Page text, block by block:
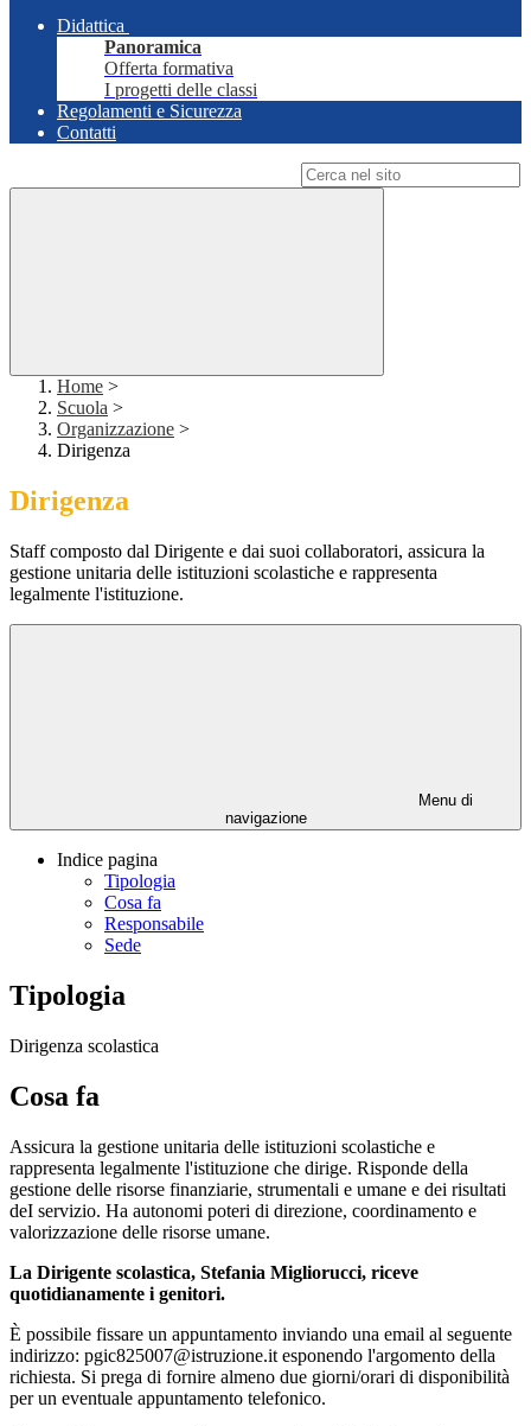
Didattica
Panoramica
Offerta formativa
I progetti delle classi
Regolamenti e Sicurezza
Contatti
Home >
Scuola >
Organizzazione >
Dirigenza
Dirigenza
Staff composto dal Dirigente e dai suoi collaboratori, assicura la
gestione unitaria delle istituzioni scolastiche e rappresenta
legalmente l'istituzione.
Menu di
navigazione
Indice pagina
Tipologia
Cosa fa
Responsabile
Sede
Tipologia
Dirigenza scolastica
Cosa fa
Assicura la gestione unitaria delle istituzioni scolastiche e
rappresenta legalmente l'istituzione che dirige. Risponde della
gestione delle risorse finanziarie, strumentali e umane e dei risultati
deI servizio. Ha autonomi poteri di direzione, coordinamento e
valorizzazione delle risorse umane.
La Dirigente scolastica, Stefania Migliorucci, riceve
quotidianamente i genitori.
È possibile fissare un appuntamento inviando una email al seguente
indirizzo: pgic825007@istruzione.it esponendo l'argomento della
richiesta. Si prega di fornire almeno due giorni/orari di disponibilità
per un eventuale appuntamento telefonico.